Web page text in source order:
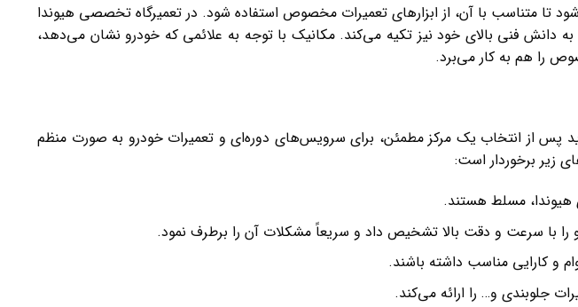
متناسب با آن، از ابزارهای تعمیرات مخصوص استفاده شود. در تعمیرگاه تخصصی هیوندا
دانش فنی بالای خود نیز تکیه می‌کند. مکانیک با توجه به علائمی که خودرو نشان می‌دهد،
را هم به کار می‌برد.
پس از انتخاب یک مرکز مطمئن، برای سرویس‌های دوره‌ای و تعمیرات خودرو به صورت منظم
زیر برخوردار است:
هیوندا، مسلط هستند.
را با سرعت و دقت بالا تشخیص داد و سریعاً مشکلات آن را برطرف نمود.
و کارایی مناسب داشته باشند.
جلوبندی و… را ارائه می‌کند.